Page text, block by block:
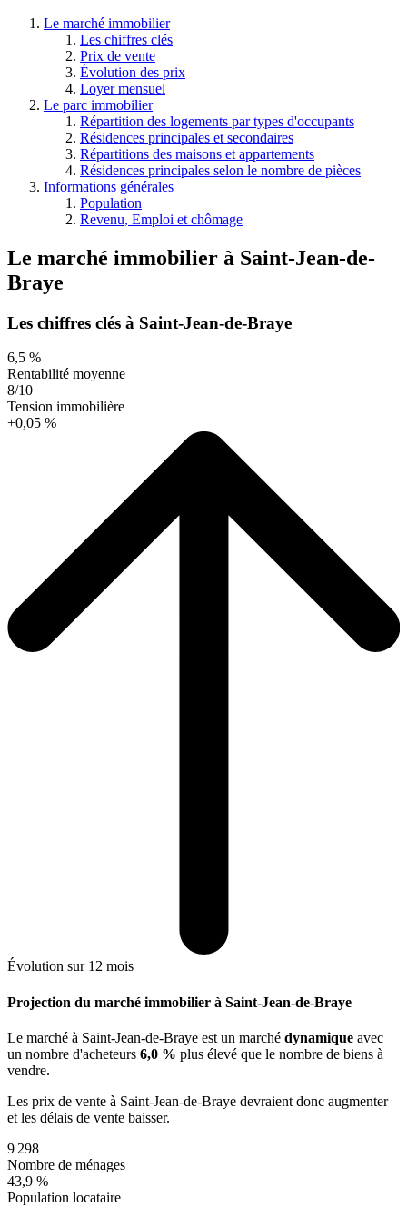
Le marché immobilier
Les chiffres clés
Prix de vente
Évolution des prix
Loyer mensuel
Le parc immobilier
Répartition des logements par types d'occupants
Résidences principales et secondaires
Répartitions des maisons et appartements
Résidences principales selon le nombre de pièces
Informations générales
Population
Revenu, Emploi et chômage
Le marché immobilier à Saint-Jean-de-
Braye
Les chiffres clés à Saint-Jean-de-Braye
6,5 %
Rentabilité moyenne
8/10
Tension immobilière
+0,05 %
Évolution sur 12 mois
Projection du marché immobilier à Saint-Jean-de-Braye
Le marché à Saint-Jean-de-Braye est un marché dynamique avec
un nombre d'acheteurs 6,0 % plus élevé que le nombre de biens à
vendre.
Les prix de vente à Saint-Jean-de-Braye devraient donc augmenter
et les délais de vente baisser.
9 298
Nombre de ménages
43,9 %
Population locataire